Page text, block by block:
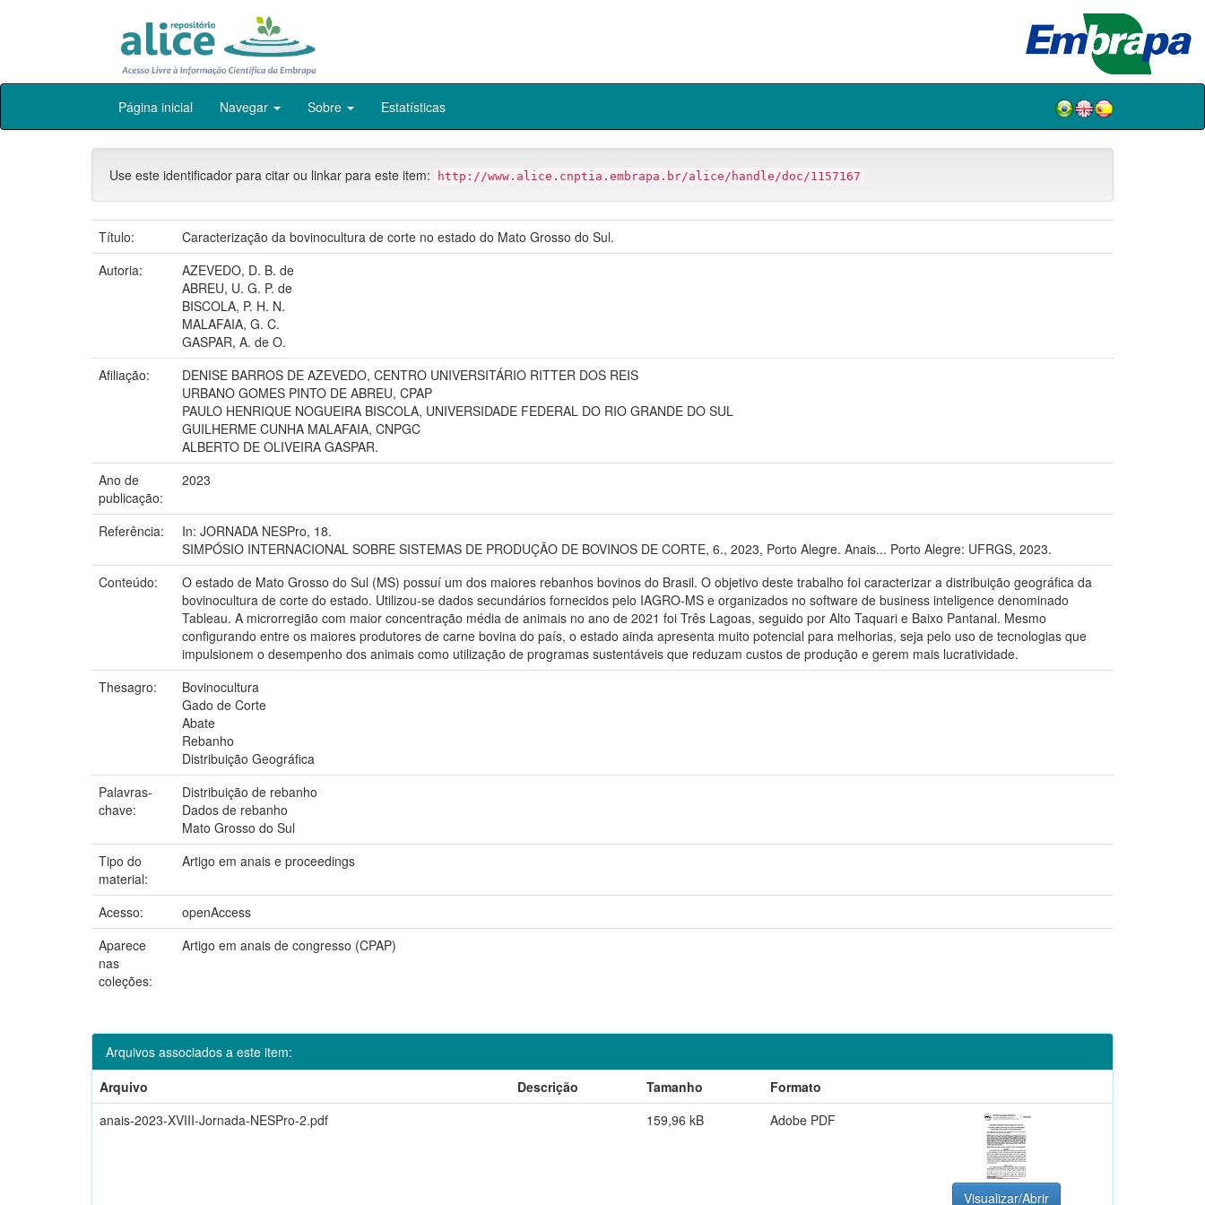
Skip
Página inicial Navegar Sobre Estatísticas
Use este identificador para citar ou linkar para este item: http://www.alice.cnptia.embrapa.br/alice/handle/doc/1157167
Título:
Caracterização da bovinocultura de corte no estado do Mato Grosso do Sul.
Autoria:
AZEVEDO, D. B. de
ABREU, U. G. P. de
BISCOLA, P. H. N.
MALAFAIA, G. C.
GASPAR, A. de O.
Afiliação:
DENISE BARROS DE AZEVEDO, CENTRO UNIVERSITÁRIO RITTER DOS REIS
URBANO GOMES PINTO DE ABREU, CPAP
PAULO HENRIQUE NOGUEIRA BISCOLA, UNIVERSIDADE FEDERAL DO RIO GRANDE DO SUL
GUILHERME CUNHA MALAFAIA, CNPGC
ALBERTO DE OLIVEIRA GASPAR.
Ano de
publicação:
2023
Referência:
In: JORNADA NESPro, 18.
SIMPÓSIO INTERNACIONAL SOBRE SISTEMAS DE PRODUÇÃO DE BOVINOS DE CORTE, 6., 2023, Porto Alegre. Anais... Porto Alegre: UFRGS, 2023.
Conteúdo:
O estado de Mato Grosso do Sul (MS) possuí um dos maiores rebanhos bovinos do Brasil. O objetivo deste trabalho foi caracterizar a distribuição geográfica da
bovinocultura de corte do estado. Utilizou-se dados secundários fornecidos pelo IAGRO-MS e organizados no software de business inteligence denominado
Tableau. A microrregião com maior concentração média de animais no ano de 2021 foi Três Lagoas, seguido por Alto Taquari e Baixo Pantanal. Mesmo
configurando entre os maiores produtores de carne bovina do país, o estado ainda apresenta muito potencial para melhorias, seja pelo uso de tecnologias que
impulsionem o desempenho dos animais como utilização de programas sustentáveis que reduzam custos de produção e gerem mais lucratividade.
Thesagro:
Bovinocultura
Gado de Corte
Abate
Rebanho
Distribuição Geográfica
Palavras-
chave:
Distribuição de rebanho
Dados de rebanho
Mato Grosso do Sul
Tipo do
material:
Artigo em anais e proceedings
Acesso:
openAccess
Aparece
nas
coleções:
Artigo em anais de congresso (CPAP)
Arquivos associados a este item:
Arquivo
Descrição Tamanho
Formato
anais-2023-XVIII-Jornada-NESPro-2.pdf
159,96 kB Adobe PDF
Visualizar/Abrir